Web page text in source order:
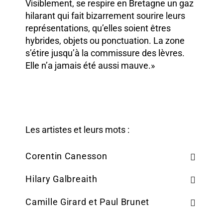
Visiblement, se respire en Bretagne un gaz
hilarant qui fait bizarrement sourire leurs
représentations, qu’elles soient êtres
hybrides, objets ou ponctuation. La zone
s’étire jusqu’à la commissure des lèvres.
Elle n’a jamais été aussi mauve.»
Les artistes et leurs mots :
Corentin Canesson
Hilary Galbreaith
Camille Girard et Paul Brunet